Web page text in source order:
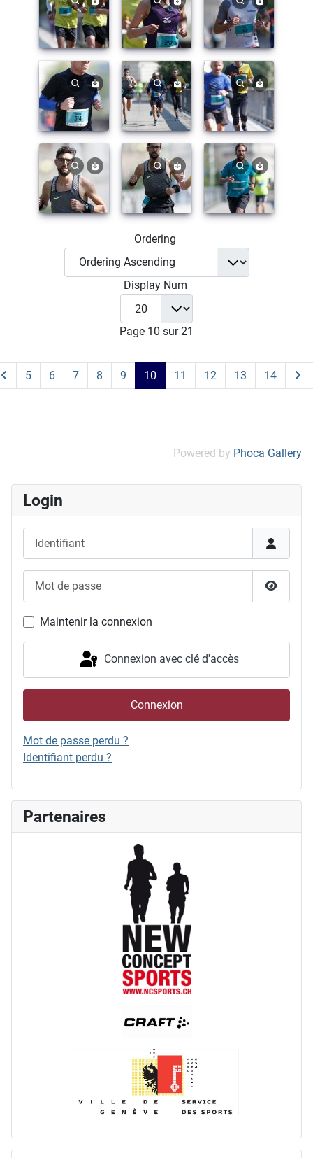
Ordering
Display Num
Page 10 sur 21
5 6 7 8 9 10 11 12 13 14
Powered by Phoca Gallery
Login
Afficher
Maintenir la connexion
Connexion avec clé d'accès
Connexion
Mot de passe perdu ?
Identifiant perdu ?
Partenaires